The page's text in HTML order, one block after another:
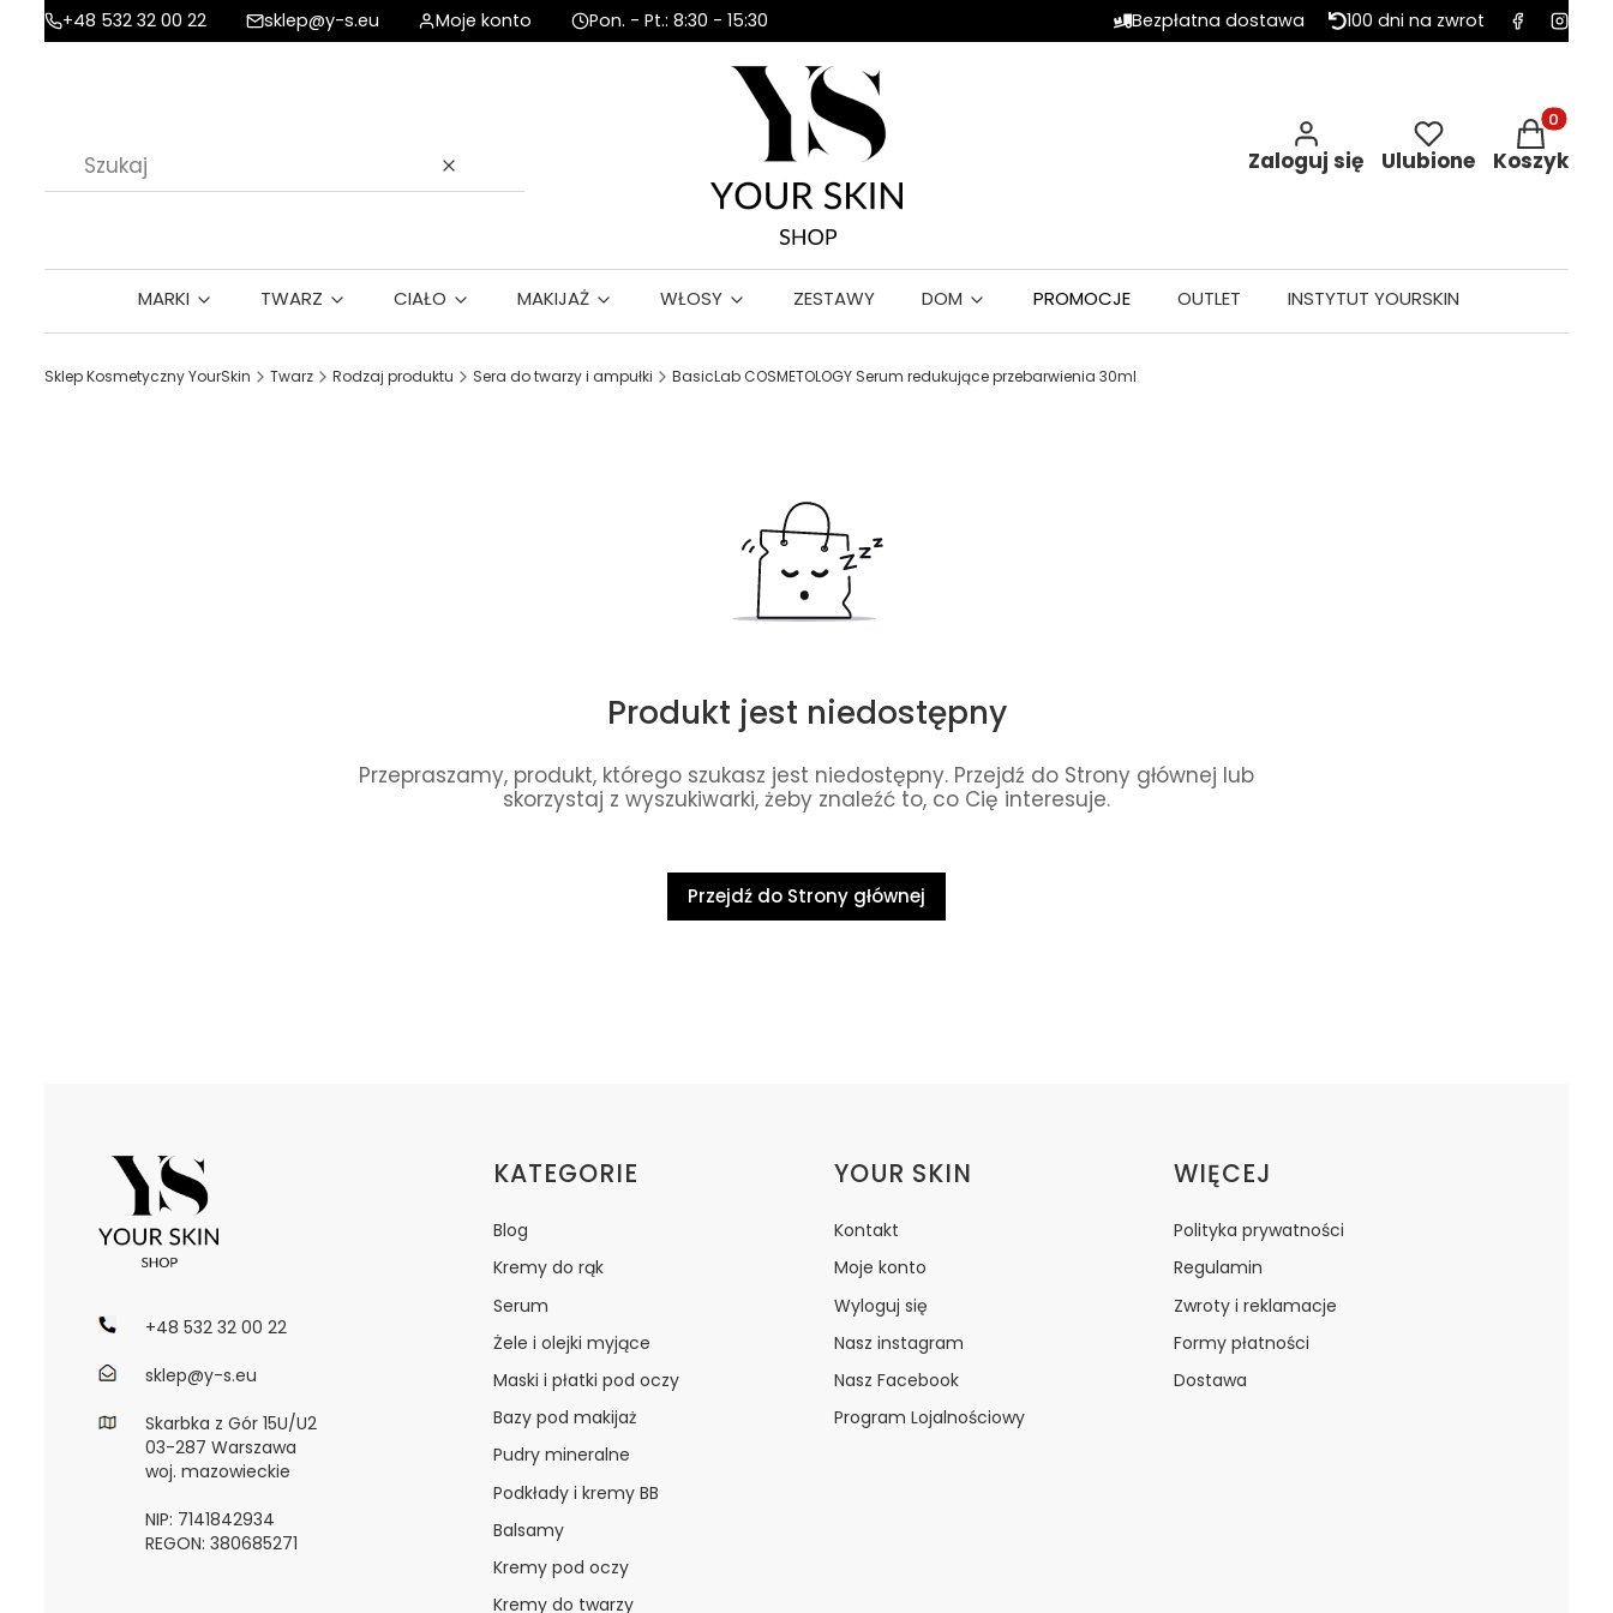
+48 532 32 00 22 sklep@y-s.eu Moje konto Pon. - Pt.: 8:30 - 15:30 Bezpłatna dostawa 100 dni na zwrot
Wyczyść
Zaloguj się Ulubione
Produkty
Koszyk
MARKI TWARZ CIAŁO MAKIJAŻ WŁOSY ZESTAWY DOM PROMOCJE OUTLET INSTYTUT YOURSKIN
Sklep Kosmetyczny YourSkin Twarz Rodzaj produktu Sera do twarzy i ampułki BasicLab COSMETOLOGY Serum redukujące przebarwienia 30ml
Produkt jest niedostępny
Przepraszamy, produkt, którego szukasz jest niedostępny. Przejdź do Strony głównej lub
skorzystaj z wyszukiwarki, żeby znaleźć to, co Cię interesuje.
Przejdź do Strony głównej
+48 532 32 00 22
sklep@y-s.eu
Skarbka z Gór 15U/U2
03-287 Warszawa
woj. mazowieckie
NIP: 7141842934
REGON: 380685271
Linki w stopce
KATEGORIE
Blog
Kremy do rąk
Serum
Żele i olejki myjące
Maski i płatki pod oczy
Bazy pod makijaż
Pudry mineralne
Podkłady i kremy BB
Balsamy
Kremy pod oczy
Kremy do twarzy
YOUR SKIN
Kontakt
Moje konto
Wyloguj się
Nasz instagram
Nasz Facebook
Program Lojalnościowy
WIĘCEJ
Polityka prywatności
Regulamin
Zwroty i reklamacje
Formy płatności
Dostawa